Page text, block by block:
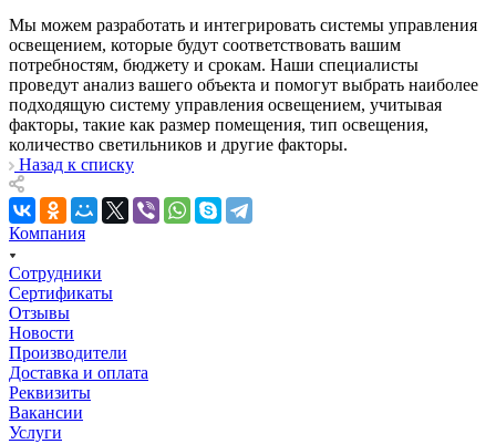
Мы можем разработать и интегрировать системы управления
освещением, которые будут соответствовать вашим
потребностям, бюджету и срокам. Наши специалисты
проведут анализ вашего объекта и помогут выбрать наиболее
подходящую систему управления освещением, учитывая
факторы, такие как размер помещения, тип освещения,
количество светильников и другие факторы.
Назад к списку
Компания
Сотрудники
Сертификаты
Отзывы
Новости
Производители
Доставка и оплата
Реквизиты
Вакансии
Услуги